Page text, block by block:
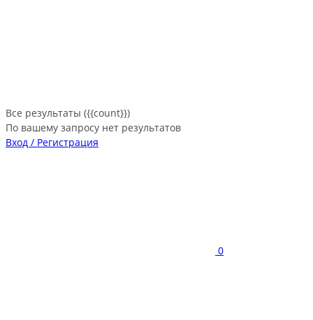
Все результаты ({{count}})
По вашему запросу нет результатов
Вход / Регистрация
0